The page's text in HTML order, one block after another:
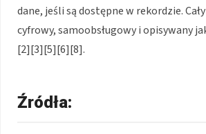
dane, jeśli są dostępne w rekordzie.
cyfrowy, samoobsługowy i opisywany
[2][3][5][6][8].
Źródła: